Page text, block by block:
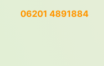
06201 4891884